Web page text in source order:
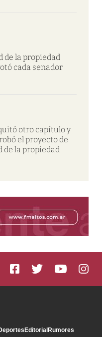
la propiedad
cada senador
otro capítulo y
el proyecto de
la propiedad
EditorialRumores